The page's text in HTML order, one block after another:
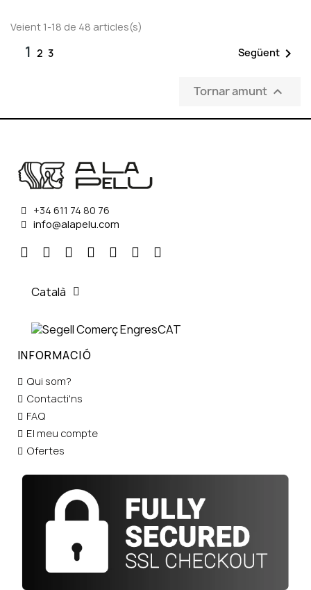
Veient 1-18 de 48 articles(s)
1 2 3 Següent 
Tornar amunt 
+34 611 74 80 76
info@alapelu.com
Català
INFORMACIÓ
Qui som?
Contacti'ns
FAQ
El meu compte
Ofertes